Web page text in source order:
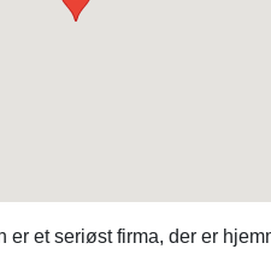
et seriøst firma, der er